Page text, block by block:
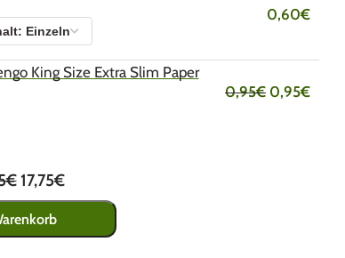
0,60€
King Size Extra Slim Paper
0,95€ 0,95€
17,75€